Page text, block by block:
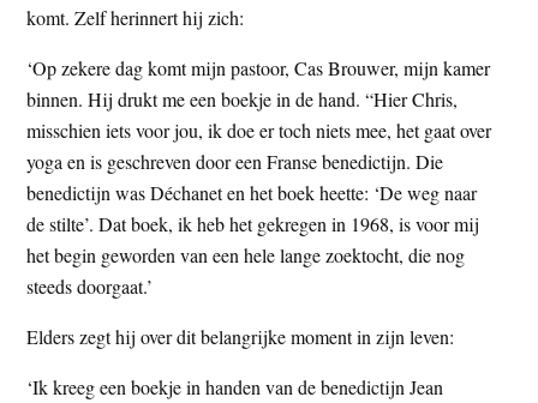
komt. Zelf herinnert hij zich:
‘Op zekere dag komt mijn pastoor, Cas Brouwer, mijn kamer
binnen. Hij drukt me een boekje in de hand. “Hier Chris,
misschien iets voor jou, ik doe er toch niets mee, het gaat over
yoga en is geschreven door een Franse benedictijn. Die
benedictijn was Déchanet en het boek heette: ‘De weg naar
de stilte’. Dat boek, ik heb het gekregen in 1968, is voor mij
het begin geworden van een hele lange zoektocht, die nog
steeds doorgaat.’
Elders zegt hij over dit belangrijke moment in zijn leven:
‘Ik kreeg een boekje in handen van de benedictijn Jean